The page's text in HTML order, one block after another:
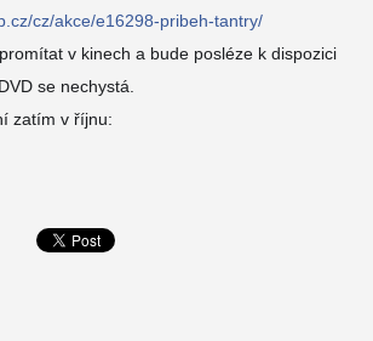
cz/akce/e16298-pribeh-tantry/
v kinech a bude posléze k dispozici
se nechystá.
zatím v říjnu: